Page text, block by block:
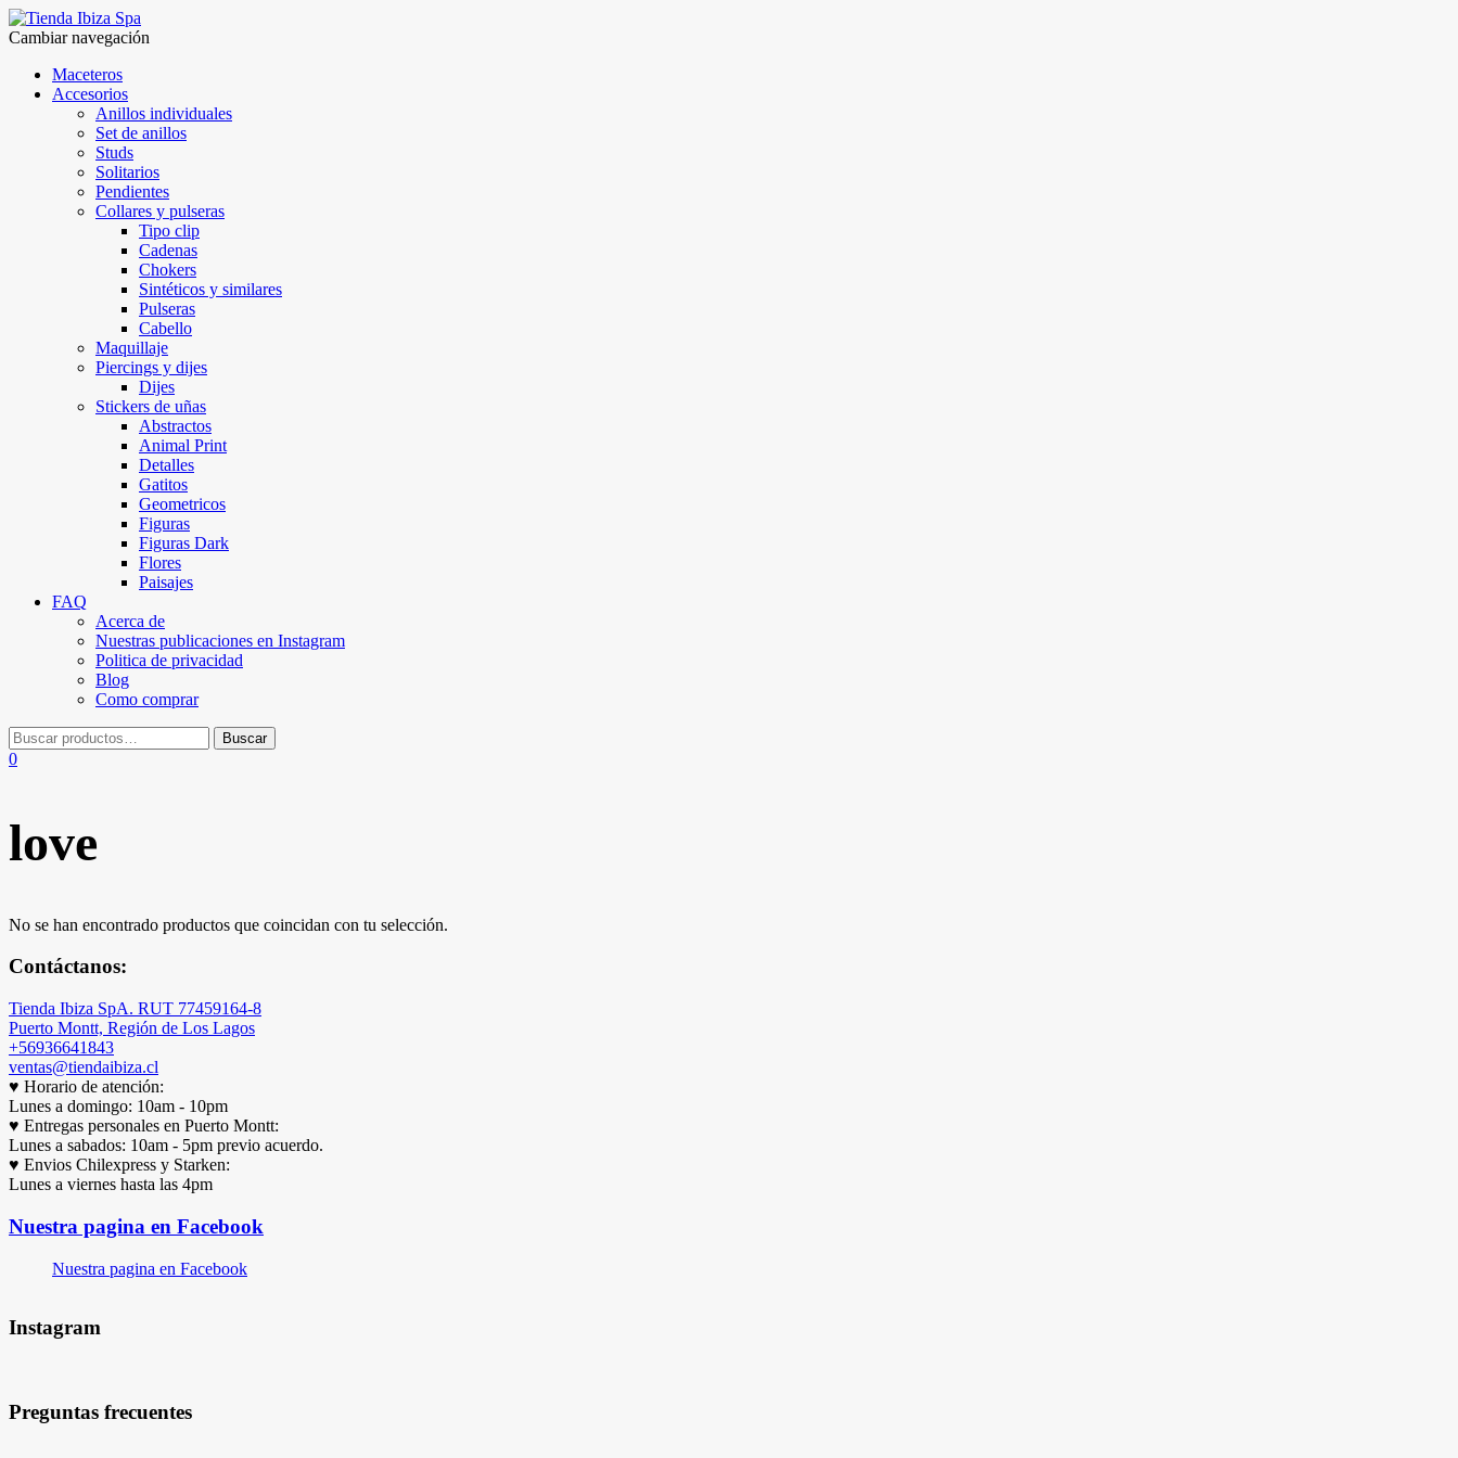
Cambiar navegación
Maceteros
Accesorios
Anillos individuales
Set de anillos
Studs
Solitarios
Pendientes
Collares y pulseras
Tipo clip
Cadenas
Chokers
Sintéticos y similares
Pulseras
Cabello
Maquillaje
Piercings y dijes
Dijes
Stickers de uñas
Abstractos
Animal Print
Detalles
Gatitos
Geometricos
Figuras
Figuras Dark
Flores
Paisajes
FAQ
Acerca de
Nuestras publicaciones en Instagram
Politica de privacidad
Blog
Como comprar
0
love
No se han encontrado productos que coincidan con tu selección.
Contáctanos:
Tienda Ibiza SpA. RUT 77459164-8
Puerto Montt, Región de Los Lagos
+56936641843
ventas@tiendaibiza.cl
♥ Horario de atención:
Lunes a domingo: 10am - 10pm
♥ Entregas personales en Puerto Montt:
Lunes a sabados: 10am - 5pm previo acuerdo.
♥ Envios Chilexpress y Starken:
Lunes a viernes hasta las 4pm
Nuestra pagina en Facebook
Nuestra pagina en Facebook
Instagram
Preguntas frecuentes